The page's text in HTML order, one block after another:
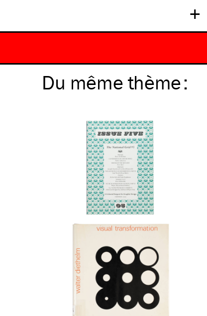
+
Du même thème: